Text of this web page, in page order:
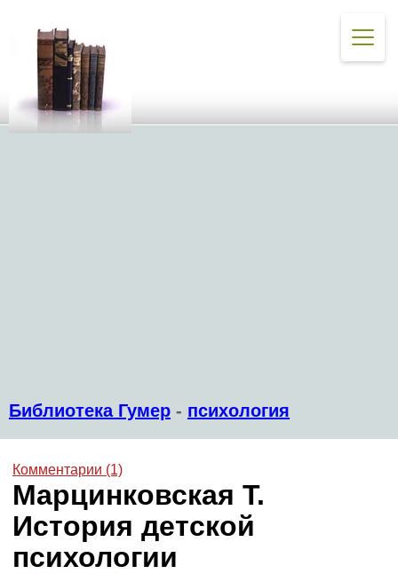
Библиотека Гумер - психология
Комментарии (1)
Марцинковская Т.
История детской
психологии